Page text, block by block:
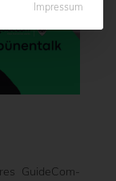
GuideCom-
Impressum